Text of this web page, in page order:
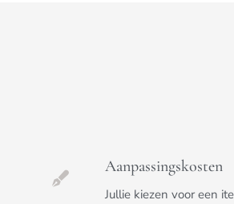
Aanpassingskosten
Jullie kiezen voor een